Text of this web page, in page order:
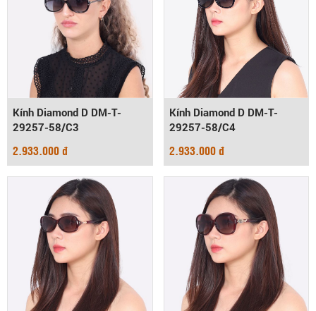
Kính Diamond D DM-T-
29257-58/C3
2.933.000 đ
Kính Diamond D DM-T-
29257-58/C4
2.933.000 đ